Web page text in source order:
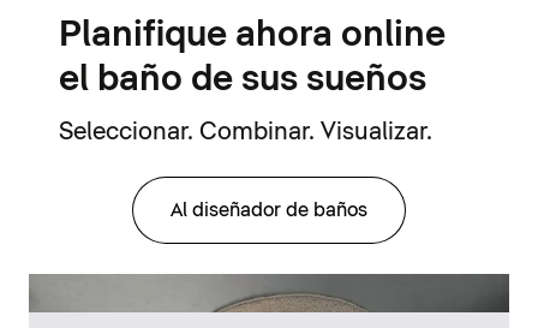
Planifique ahora online
el baño de sus sueños
Seleccionar. Combinar. Visualizar.
Al diseñador de baños